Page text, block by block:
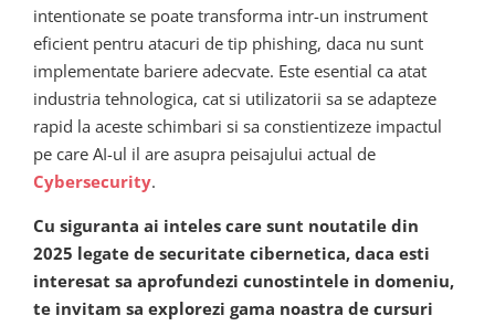
intentionate se poate transforma intr-un instrument
eficient pentru atacuri de tip phishing, daca nu sunt
implementate bariere adecvate. Este esential ca atat
industria tehnologica, cat si utilizatorii sa se adapteze
rapid la aceste schimbari si sa constientizeze impactul
pe care AI-ul il are asupra peisajului actual de
Cybersecurity.
Cu siguranta ai inteles care sunt noutatile din
2025 legate de securitate cibernetica, daca esti
interesat sa aprofundezi cunostintele in domeniu,
te invitam sa explorezi gama noastra de cursuri